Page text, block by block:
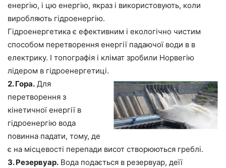
енергію, і цю енергію, якраз і використовують, коли
виробляють гідроенергію.
Гідроенергетика є ефективним і екологічно чистим
способом перетворення енергії падаючої води в в
електрику. І топографія і клімат зробили Норвегію
лідером в гідроенергетиці.
2. Гора. Для
перетворення з
кінетичної енергії в
гідроенергію вода
повинна падати, тому, де
є на місцевості перепади висот створюються греблі.
3. Резервуар. Вода подається в резервуар, деїї